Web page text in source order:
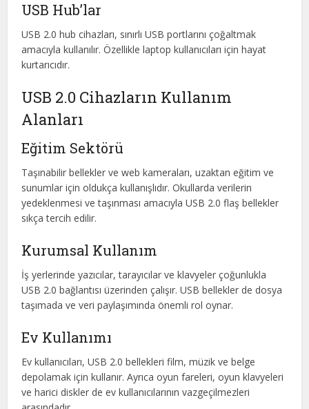
USB Hub’lar
USB 2.0 hub cihazları, sınırlı USB portlarını çoğaltmak
amacıyla kullanılır. Özellikle laptop kullanıcıları için hayat
kurtarıcıdır.
USB 2.0 Cihazların Kullanım
Alanları
Eğitim Sektörü
Taşınabilir bellekler ve web kameraları, uzaktan eğitim ve
sunumlar için oldukça kullanışlıdır. Okullarda verilerin
yedeklenmesi ve taşınması amacıyla USB 2.0 flaş bellekler
sıkça tercih edilir.
Kurumsal Kullanım
İş yerlerinde yazıcılar, tarayıcılar ve klavyeler çoğunlukla
USB 2.0 bağlantısı üzerinden çalışır. USB bellekler de dosya
taşımada ve veri paylaşımında önemli rol oynar.
Ev Kullanımı
Ev kullanıcıları, USB 2.0 bellekleri film, müzik ve belge
depolamak için kullanır. Ayrıca oyun fareleri, oyun klavyeleri
ve harici diskler de ev kullanıcılarının vazgeçilmezleri